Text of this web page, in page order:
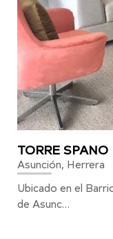
TORRE SPANO
Asunción, Herrera
Ubicado en el
de Asunc…